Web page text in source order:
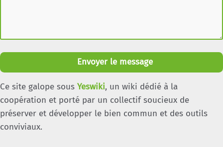
Envoyer le message
Ce site galope sous Yeswiki, un wiki dédié à la
coopération et porté par un collectif soucieux de
préserver et développer le bien commun et des outils
conviviaux.